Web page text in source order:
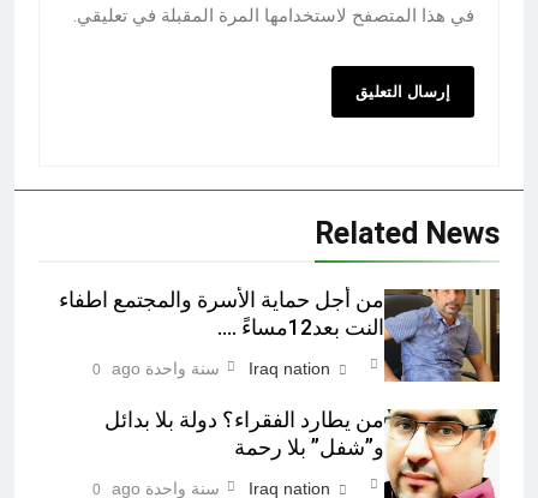
في هذا المتصفح لاستخدامها المرة المقبلة في تعليقي.
Related News
من أجل حماية الأسرة والمجتمع اطفاء
النت بعد12مساءً ….
Iraq nation سنة واحدة ago 0
من يطارد الفقراء؟ دولة بلا بدائل
و”شفل” بلا رحمة
Iraq nation سنة واحدة ago 0